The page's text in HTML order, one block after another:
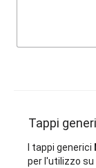
Tappi
I tappi generici
per l'utilizzo